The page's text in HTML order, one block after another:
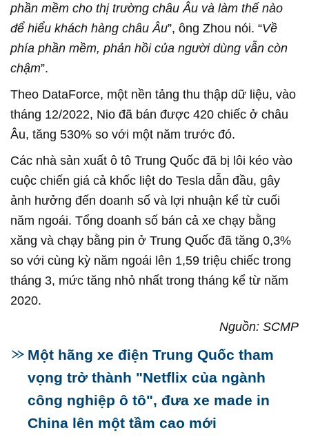
phần mềm cho thị trường châu Âu và làm thế nào
để hiểu khách hàng châu Âu”, ông Zhou nói. “Về
phía phần mềm, phản hồi của người dùng vẫn còn
chậm”.
Theo DataForce, một nền tảng thu thập dữ liệu, vào
tháng 12/2022, Nio đã bán được 420 chiếc ở châu
Âu, tăng 530% so với một năm trước đó.
Các nhà sản xuất ô tô Trung Quốc đã bị lôi kéo vào
cuộc chiến giá cả khốc liệt do Tesla dẫn đầu, gây
ảnh hưởng đến doanh số và lợi nhuận kể từ cuối
năm ngoái. Tổng doanh số bán cả xe chạy bằng
xăng và chạy bằng pin ở Trung Quốc đã tăng 0,3%
so với cùng kỳ năm ngoái lên 1,59 triệu chiếc trong
tháng 3, mức tăng nhỏ nhất trong tháng kể từ năm
2020.
Nguồn: SCMP
Một hãng xe điện Trung Quốc tham
vọng trở thành "Netflix của ngành
công nghiệp ô tô", đưa xe made in
China lên một tầm cao mới